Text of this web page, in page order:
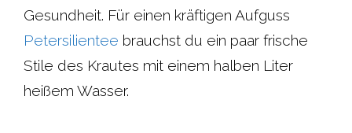
Gesundheit. Für einen kräftigen Aufguss
Petersilientee brauchst du ein paar frische
Stile des Krautes mit einem halben Liter
heißem Wasser.